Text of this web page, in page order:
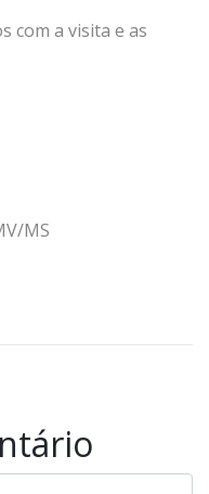
com a visita e as
MS